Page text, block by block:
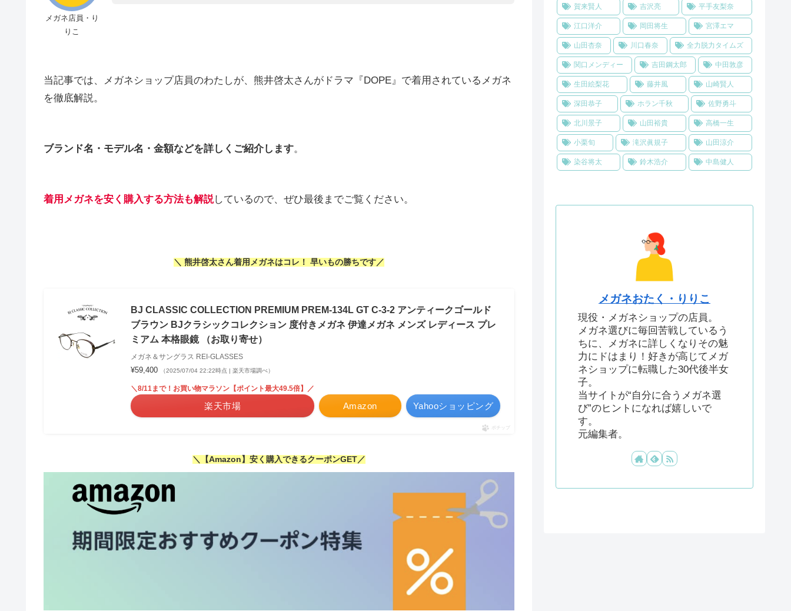
メガネ店員・り
りこ
当記事では、メガネショップ店員のわたしが、熊井啓太さんがドラマ『DOPE』で着用されているメガネ
を徹底解説。
ブランド名・モデル名・金額などを詳しくご紹介します。
着用メガネを安く購入する方法も解説しているので、ぜひ最後までご覧ください。
＼ 熊井啓太さん着用メガネはコレ！ 早いもの勝ちです／
BJ CLASSIC COLLECTION PREMIUM PREM-134L GT C-3-2 アンティークゴールド
ブラウン BJクラシックコレクション 度付きメガネ 伊達メガネ メンズ レディース プレ
ミアム 本格眼鏡 （お取り寄せ）
メガネ＆サングラス REI-GLASSES
¥59,400 （2025/07/04 22:22時点 | 楽天市場調べ）
Amazon
＼8/11まで！お買い物マラソン【ポイント最大49.5倍】／
楽天市場 Yahooショッピング
ポチップ
＼【Amazon】安く購入できるクーポンGET／
賀来賢人 吉沢亮 平手友梨奈
江口洋介 岡田将生 宮澤エマ
山田杏奈 川口春奈 全力脱力タイムズ
関口メンディー 吉田鋼太郎 中田敦彦
生田絵梨花 藤井風 山崎賢人
深田恭子 ホラン千秋 佐野勇斗
北川景子 山田裕貴 高橋一生
小栗旬 滝沢眞規子 山田涼介
染谷将太 鈴木浩介 中島健人
メガネおたく・りりこ
現役・メガネショップの店員。
メガネ選びに毎回苦戦しているう
ちに、メガネに詳しくなりその魅
力にドはまり！好きが高じてメガ
ネショップに転職した30代後半女
子。
当サイトが“自分に合うメガネ選
び”のヒントになれば嬉しいで
す。
元編集者。